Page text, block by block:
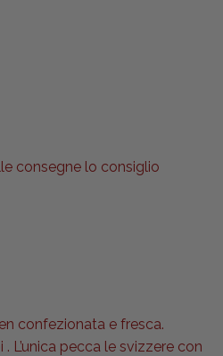
consegne lo consiglio
confezionata e fresca.
L’unica pecca le svizzere con